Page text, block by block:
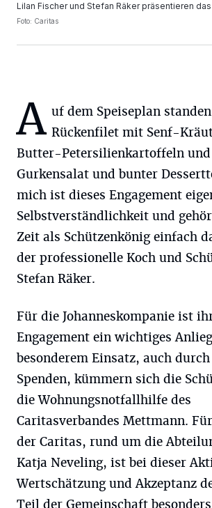
Lilan Fischer und Stefan Räker präsentieren
Foto: Caritas
A uf dem Speiseplan
Rückenfilet mit Senf-
Butter-Petersilienkartoffeln und
Gurkensalat und bunter
mich ist dieses Engagement
Selbstverständlichkeit und
Zeit als Schützenkönig einfach
der professionelle Koch und
Stefan Räker.
Für die Johanneskompanie ist
Engagement ein wichtiges
besonderem Einsatz, auch
Spenden, kümmern sich die
die Wohnungsnotfallhilfe des
Caritasverbandes Mettmann.
der Caritas, rund um die
Katja Neveling, ist bei dieser
Wertschätzung und Akzeptanz
Teil der Gemeinschaft